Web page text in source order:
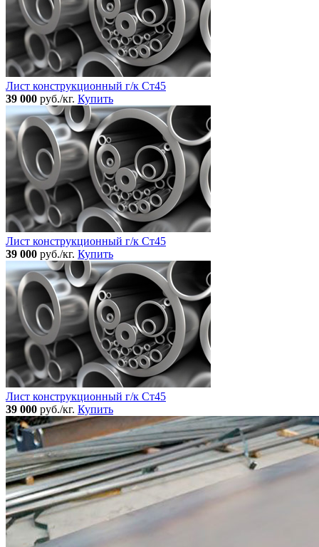
Лист конструкционный г/к Ст45
39 000 руб./кг. Купить
Лист конструкционный г/к Ст45
39 000 руб./кг. Купить
Лист конструкционный г/к Ст45
39 000 руб./кг. Купить